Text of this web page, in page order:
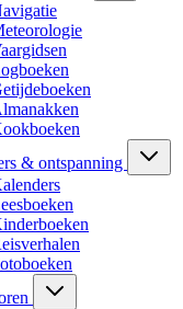
& ontspanning